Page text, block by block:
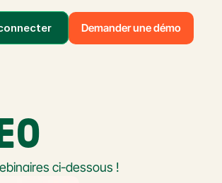
Demander une démo
ci-dessous !